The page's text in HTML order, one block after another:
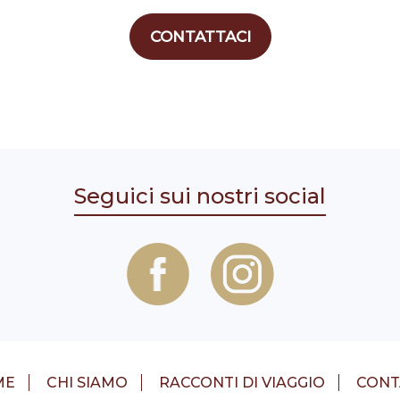
CONTATTACI
Seguici sui nostri social
CHI SIAMO RACCONTI DI VIAGGIO